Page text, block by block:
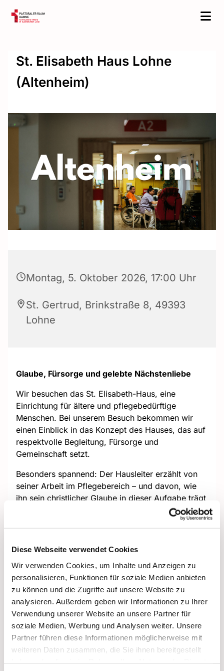
Diese Webseite verwendet Cookies
Wir verwenden Cookies, um Inhalte und Anzeigen zu
personalisieren, Funktionen für soziale Medien anbieten
zu können und die Zugriffe auf unsere Website zu
analysieren. Außerdem geben wir Informationen zu Ihrer
Verwendung unserer Website an unsere Partner für
soziale Medien, Werbung und Analysen weiter. Unsere
Partner führen diese Informationen möglicherweise mit
weiteren Daten zusammen, die Sie ihnen bereitgestellt
St. Elisabeth Haus Lohne
(Altenheim)
Montag, 5. Oktober 2026, 17:00 Uhr
St. Gertrud, Brinkstraße 8, 49393
Lohne
Glaube, Fürsorge und gelebte Nächstenliebe
Wir besuchen das St. Elisabeth-Haus, eine
Einrichtung für ältere und pflegebedürftige
Menschen. Bei unserem Besuch bekommen wir
einen Einblick in das Konzept des Hauses, das auf
respektvolle Begleitung, Fürsorge und
Gemeinschaft setzt.
Besonders spannend: Der Hausleiter erzählt von
seiner Arbeit im Pflegebereich – und davon, wie
ihn sein christlicher Glaube in dieser Aufgabe trägt
Dieser Kurs lädt dich ein, über das Altwerden, das
Haltung zu Pflege, Verantwortung und christlicher
Nächstenliebe nachzudenken – Themen, die auch
für deinen Weg zur Firmung eine wichtige Rolle
spielen können.